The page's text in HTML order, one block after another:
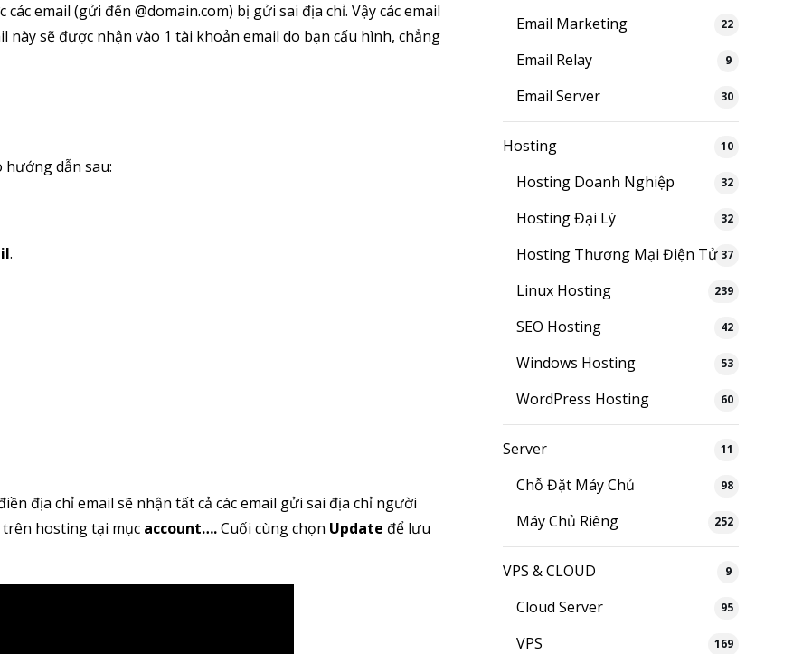
email (gửi đến @domain.com) bị gửi sai địa chỉ. Vậy các email
này sẽ được nhận vào 1 tài khoản email do bạn cấu hình, chẳng
dẫn sau:
.
địa chỉ email sẽ nhận tất cả các email gửi sai địa chỉ người
trên hosting tại mục account….Cuối cùng chọn Update để lưu
Email Marketing 22
Email Relay 9
Email Server 30
Hosting 10
Hosting Doanh Nghiệp 32
Hosting Đại Lý 32
Hosting Thương Mại Điện Tử 37
Linux Hosting 239
SEO Hosting 42
Windows Hosting 53
WordPress Hosting 60
Server 11
Chỗ Đặt Máy Chủ 98
Máy Chủ Riêng 252
VPS & CLOUD 9
Cloud Server 95
VPS 169